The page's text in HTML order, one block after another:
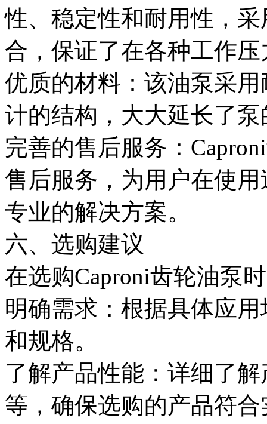
性、稳定性和耐用性，
合，保证了在各种工作
优质的材料：该油泵采
计的结构，大大延长了
完善的售后服务：
售后服务，为用户在使
专业的解决方案。
六、选购建议
在选购Caproni齿轮油泵
明确需求：根据具体应
和规格。
了解产品性能：详细了
等，确保选购的产品符